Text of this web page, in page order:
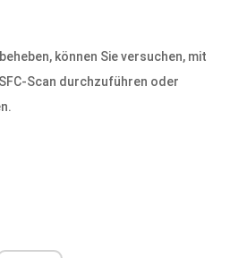
können Sie versuchen, mit
Scan durchzuführen oder